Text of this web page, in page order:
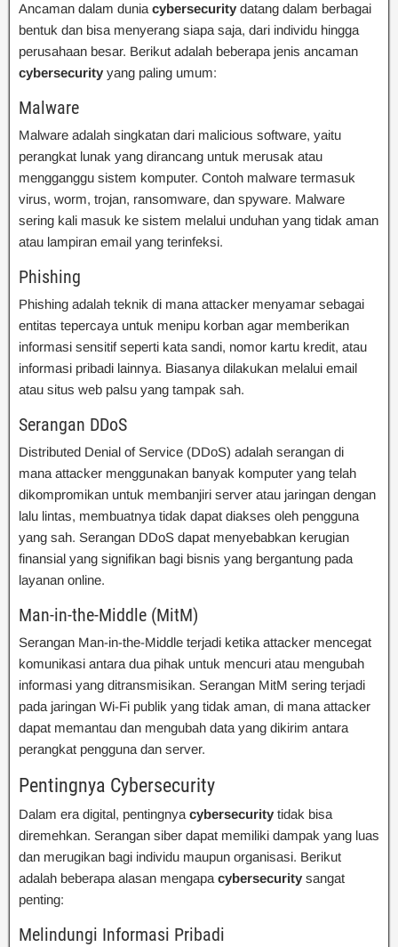
Ancaman dalam duniacybersecurity datang dalam berbagai
bentuk dan bisa menyerang siapa saja, dari individu hingga
perusahaan besar. Berikut adalah beberapa jenis ancaman
cybersecurity yang paling umum:
Malware
Malware adalah singkatan dari malicious software, yaitu
perangkat lunak yang dirancang untuk merusak atau
mengganggu sistem komputer. Contoh malware termasuk
virus, worm, trojan, ransomware, dan spyware. Malware
sering kali masuk ke sistem melalui unduhan yang tidak aman
atau lampiran email yang terinfeksi.
Phishing
Phishing adalah teknik di mana attacker menyamar sebagai
entitas tepercaya untuk menipu korban agar memberikan
informasi sensitif seperti kata sandi, nomor kartu kredit, atau
informasi pribadi lainnya. Biasanya dilakukan melalui email
atau situs web palsu yang tampak sah.
Serangan DDoS
Distributed Denial of Service (DDoS) adalah serangan di
mana attacker menggunakan banyak komputer yang telah
dikompromikan untuk membanjiri server atau jaringan dengan
lalu lintas, membuatnya tidak dapat diakses oleh pengguna
yang sah. Serangan DDoS dapat menyebabkan kerugian
finansial yang signifikan bagi bisnis yang bergantung pada
layanan online.
Man-in-the-Middle (MitM)
Serangan Man-in-the-Middle terjadi ketika attacker mencegat
komunikasi antara dua pihak untuk mencuri atau mengubah
informasi yang ditransmisikan. Serangan MitM sering terjadi
pada jaringan Wi-Fi publik yang tidak aman, di mana attacker
dapat memantau dan mengubah data yang dikirim antara
perangkat pengguna dan server.
Pentingnya Cybersecurity
Dalam era digital, pentingnyacybersecurity tidak bisa
diremehkan. Serangan siber dapat memiliki dampak yang luas
dan merugikan bagi individu maupun organisasi. Berikut
adalah beberapa alasan mengapacybersecurity sangat
penting:
Melindungi Informasi Pribadi